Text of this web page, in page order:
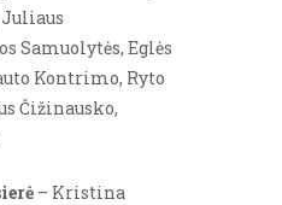
Samuolytės, Eglės
Kontrimo, Ryto
Čižinausko,
– Kristina